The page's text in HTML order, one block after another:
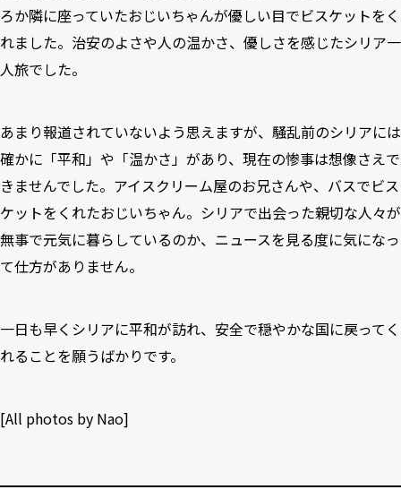
ろか隣に座っていたおじいちゃんが優しい目でビスケットをく
れました。治安のよさや人の温かさ、優しさを感じたシリア一
人旅でした。
あまり報道されていないよう思えますが、騒乱前のシリアには
確かに「平和」や「温かさ」があり、現在の惨事は想像さえで
きませんでした。アイスクリーム屋のお兄さんや、バスでビス
ケットをくれたおじいちゃん。シリアで出会った親切な人々が
無事で元気に暮らしているのか、ニュースを見る度に気になっ
て仕方がありません。
一日も早くシリアに平和が訪れ、安全で穏やかな国に戻ってく
れることを願うばかりです。
[All photos by Nao]